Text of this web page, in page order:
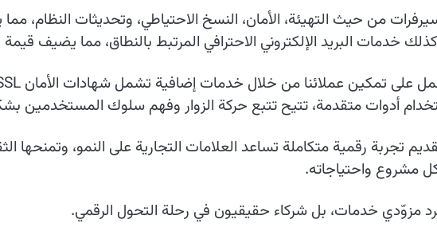
من حيث التهيئة، الأمان، النسخ الاحتياطي، وتحديثات النظام،
خدمات البريد الإلكتروني الاحترافي المرتبط بالنطاق، مما يضيف
أدوات متقدمة، تتيح تتبع حركة الزوار وفهم سلوك المستخدمين
تجربة رقمية متكاملة تساعد العلامات التجارية على النمو، وتمنحها
مشروع واحتياجاته.
مزوّدي خدمات، بل شركاء حقيقيون في رحلة التحول الرقمي.